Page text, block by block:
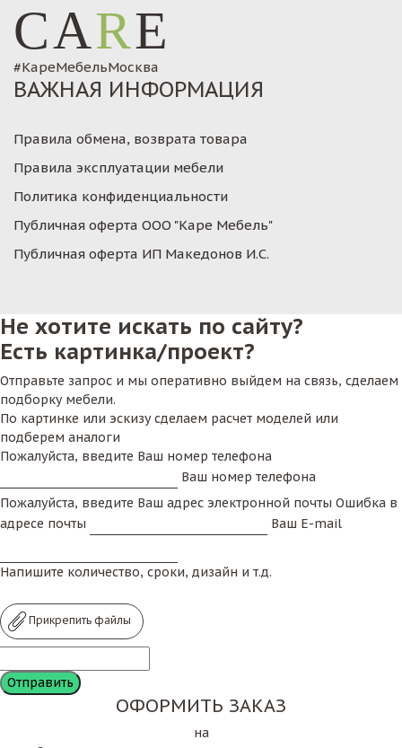
CARE
#КареМебельМосква
ВАЖНАЯ ИНФОРМАЦИЯ
Правила обмена, возврата товара
Правила эксплуатации мебели
Политика конфиденциальности
Публичная оферта ООО "Каре Мебель"
Публичная оферта ИП Македонов И.С.
Не хотите искать по сайту?
Есть картинка/проект?
Отправьте запрос и мы оперативно выйдем на связь, сделаем
подборку мебели.
По картинке или эскизу сделаем расчет моделей или
подберем аналоги
Пожалуйста, введите Ваш номер телефона
Ваш номер телефона
Пожалуйста, введите Ваш адрес электронной почты Ошибка в
адресе почты
Ваш E-mail
Напишите количество, сроки, дизайн и т.д.
Прикрепить файлы
ОФОРМИТЬ ЗАКАЗ
на